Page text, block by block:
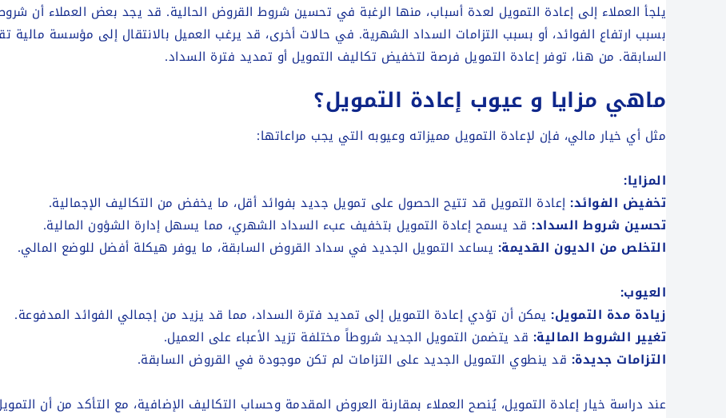
يلجأ العملاء إلى إعادة التمويل لعدة أسباب، منها الرغبة في تحسين شروط القروض الحالية. قد يجد بعض العملاء أن
بسبب ارتفاع الفوائد، أو بسبب التزامات السداد الشهرية. في حالات أخرى، قد يرغب العميل بالانتقال إلى مؤسسة
السابقة. من هنا، توفر إعادة التمويل فرصة لتخفيض تكاليف التمويل أو تمديد فترة السداد.
ماهي مزايا و عيوب إعادة التمويل؟
مثل أي خيار مالي، فإن لإعادة التمويل مميزاته وعيوبه التي يجب مراعاتها:
المزايا:
تخفيض الفوائد: إعادة التمويل قد تتيح الحصول على تمويل جديد بفوائد أقل، ما يخفض من التكاليف الإجمالية.
تحسين شروط السداد: قد يسمح إعادة التمويل بتخفيف عبء السداد الشهري، مما يسهل إدارة الشؤون المالية.
التخلص من الديون القديمة: يساعد التمويل الجديد في سداد القروض السابقة، ما يوفر هيكلة أفضل للوضع المالي.
العيوب:
زيادة مدة التمويل: يمكن أن تؤدي إعادة التمويل إلى تمديد فترة السداد، مما قد يزيد من إجمالي الفوائد المدفوعة.
تغيير الشروط المالية: قد يتضمن التمويل الجديد شروطاً مختلفة تزيد الأعباء على العميل.
التزامات جديدة: قد ينطوي التمويل الجديد على التزامات لم تكن موجودة في القروض السابقة.
عند دراسة خيار إعادة التمويل، يُنصح العملاء بمقارنة العروض المقدمة وحساب التكاليف الإضافية، مع التأكد من أن